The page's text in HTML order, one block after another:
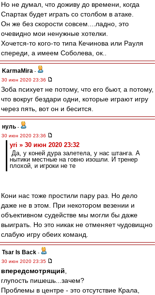
Но не думал, что доживу до времени, когда
Спартак будет играть со столбом в атаке.
Он же без скорости совсем....ладно, это
очевидно мои ненужные хотелки.
Хочется-то кого-то типа Кечинова или Рауля
спереди, а имеем Соболева, ок..
KarmaMira -
30 июн 2020 23:36
Зоба психует не потому, что его бьют, а потому,
что вокруг бездари одни, которые играют игру
через пять, вот он и бесится.
нуль -
30 июн 2020 23:36
yri » 30 июн 2020 23:32
Да, у коней дура залетела, у нас штанга. А
нытики местные на говно изошли. И тренер
плохой, и игроки не те
Кони нас тоже простили пару раз. Но дело
даже не в этом. При некотором везении и
объективном судействе мы могли бы даже
выиграть. Но это никак не отменяет чудовищно
слабую игру обеих команд.
Tsar Is Back -
30 июн 2020 23:35
впередсмотрящий
глупость пишешь...зачем?
Проблемы в центре - это отсутствие Крала,